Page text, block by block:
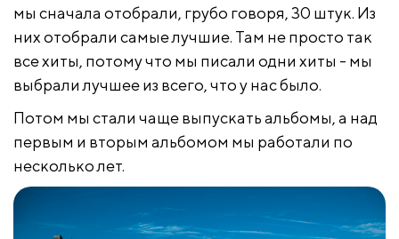
мы сначала отобрали, грубо говоря, 30 штук. Из
них отобрали самые лучшие. Там не просто так
все хиты, потому что мы писали одни хиты - мы
выбрали лучшее из всего, что у нас было.
Потом мы стали чаще выпускать альбомы, а над
первым и вторым альбомом мы работали по
несколько лет.